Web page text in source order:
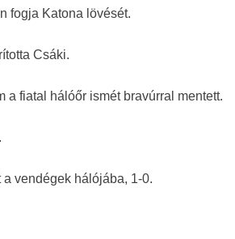
fogja Katona lövését.
Csáki.
a fiatal hálóőr ismét bravúrral mentett.
vendégek hálójába, 1-0.